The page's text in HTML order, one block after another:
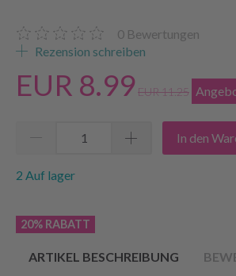
0 Bewertungen
Rezension schreiben
EUR 8.99EUR 11.25
In den
2 Auf lager
20% RABATT
ARTIKEL BESCHREIBUNG